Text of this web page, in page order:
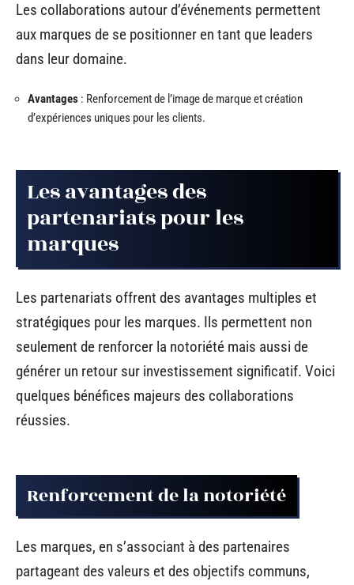
Les collaborations autour d’événements permettent
aux marques de se positionner en tant que leaders
dans leur domaine.
Avantages : Renforcement de l’image de marque et création
d’expériences uniques pour les clients.
Les avantages des
partenariats pour les
marques
Les partenariats offrent des avantages multiples et
stratégiques pour les marques. Ils permettent non
seulement de renforcer la notoriété mais aussi de
générer un retour sur investissement significatif. Voici
quelques bénéfices majeurs des collaborations
réussies.
Renforcement de la notoriété
Les marques, en s’associant à des partenaires
partageant des valeurs et des objectifs communs,